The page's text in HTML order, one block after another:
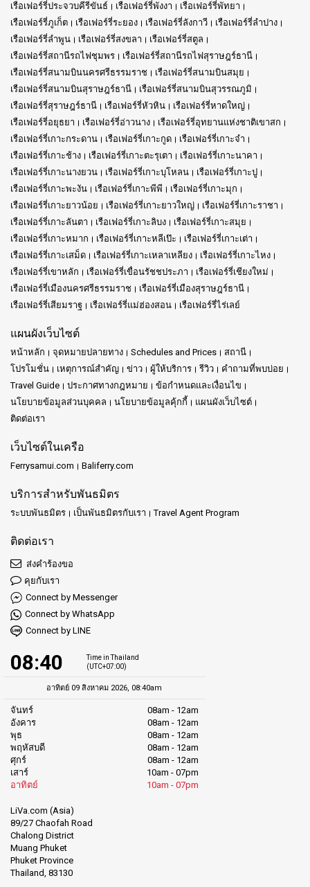
เรือเฟอร์รี่ประจวบคีรีขันธ์
เรือเฟอร์รี่พังงา
เรือเฟอร์รี่พัทยา
เรือเฟอร์รี่ภูเก็ต
เรือเฟอร์รี่ระยอง เรือเฟอร์รี่ลังกาวี
เรือเฟอร์รี่ลำปาง
เรือเฟอร์รี่ลำพูน
เรือเฟอร์รี่สงขลา
เรือเฟอร์รี่สตูล
เรือเฟอร์รี่สถานีรถไฟชุมพร
เรือเฟอร์รี่สถานีรถไฟสุราษฎร์ธานี
เรือเฟอร์รี่สนามบินนครศรีธรรมราช
เรือเฟอร์รี่สนามบินสมุย
เรือเฟอร์รี่สนามบินสุราษฎร์ธานี
เรือเฟอร์รี่สนามบินสุวรรณภูมิ
เรือเฟอร์รี่สุราษฎร์ธานี
เรือเฟอร์รี่หัวหิน
เรือเฟอร์รี่หาดใหญ่
เรือเฟอร์รี่อยุธยา
เรือเฟอร์รี่อ่าวนาง
เรือเฟอร์รี่อุทยานแห่งชาติเขาสก
เรือเฟอร์รี่เกาะกระดาน
เรือเฟอร์รี่เกาะกูด
เรือเฟอร์รี่เกาะจำ
เรือเฟอร์รี่เกาะช้าง
เรือเฟอร์รี่เกาะตะรุเตา
เรือเฟอร์รี่เกาะนาคา
เรือเฟอร์รี่เกาะนางยวน
เรือเฟอร์รี่เกาะบุโหลน
เรือเฟอร์รี่เกาะปู
เรือเฟอร์รี่เกาะพะงัน
เรือเฟอร์รี่เกาะพีพี
เรือเฟอร์รี่เกาะมุก
เรือเฟอร์รี่เกาะยาวน้อย
เรือเฟอร์รี่เกาะยาวใหญ่
เรือเฟอร์รี่เกาะราชา
เรือเฟอร์รี่เกาะลันตา
เรือเฟอร์รี่เกาะลิบง
เรือเฟอร์รี่เกาะสมุย
เรือเฟอร์รี่เกาะหมาก
เรือเฟอร์รี่เกาะหลีเป๊ะ
เรือเฟอร์รี่เกาะเต่า
เรือเฟอร์รี่เกาะเสม็ด
เรือเฟอร์รี่เกาะเหลาเหลียง
เรือเฟอร์รี่เกาะไหง
เรือเฟอร์รี่เขาหลัก
เรือเฟอร์รี่เขื่อนรัชชประภา
เรือเฟอร์รี่เชียงใหม่
เรือเฟอร์รี่เมืองนครศรีธรรมราช
เรือเฟอร์รี่เมืองสุราษฎร์ธานี
เรือเฟอร์รี่เสียมราฐ
เรือเฟอร์รี่แม่ฮ่องสอน เรือเฟอร์รี่ไร่เลย์
แผนผังเว็บไซต์
หน้าหลัก จุดหมายปลายทาง Schedules and Prices
สถานี
โปรโมชั่น
เหตุการณ์สำคัญ ข่าว ผู้ให้บริการ รีวิว
คำถามที่พบบ่อย
Travel Guide
ประกาศทางกฎหมาย
ข้อกำหนดและเงื่อนไข
นโยบายข้อมูลส่วนบุคคล
นโยบายข้อมูลคุ้กกี้
แผนผังเว็บไซต์
ติดต่อเรา
เว็บไซต์ในเครือ
Ferrysamui.com Baliferry.com
บริการสำหรับพันธมิตร
ระบบพันธมิตร เป็นพันธมิตรกับเรา Travel Agent Program
ติดต่อเรา
ส่งคำร้องขอ
คุยกับเรา
Connect by Messenger
Connect by WhatsApp
Connect by LINE
08:40
Time in Thailand
(UTC+07:00)
อาทิตย์ 09 สิงหาคม 2026, 08:40am
จันทร์
08am - 12am
อังคาร
08am - 12am
พุธ
08am - 12am
พฤหัสบดี
08am - 12am
ศุกร์
08am - 12am
เสาร์
10am - 07pm
อาทิตย์
10am - 07pm
LiVa.com (Asia)
89/27 Chaofah Road
Chalong District
Muang Phuket
Phuket Province
Thailand, 83130